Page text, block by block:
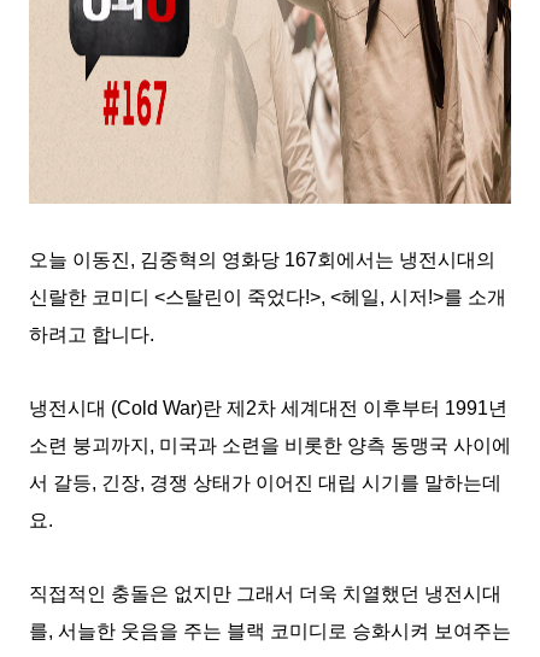
오늘 이동진, 김중혁의 영화당 167회에서는 냉전시대의
신랄한 코미디 <스탈린이 죽었다!>, <헤일, 시저!>를 소개
하려고 합니다.
냉전시대 (Cold War)란 제2차 세계대전 이후부터 1991년
소련 붕괴까지, 미국과 소련을 비롯한 양측 동맹국 사이에
서 갈등, 긴장, 경쟁 상태가 이어진 대립 시기를 말하는데
요.
직접적인 충돌은 없지만 그래서 더욱 치열했던 냉전시대
를, 서늘한 웃음을 주는 블랙 코미디로 승화시켜 보여주는